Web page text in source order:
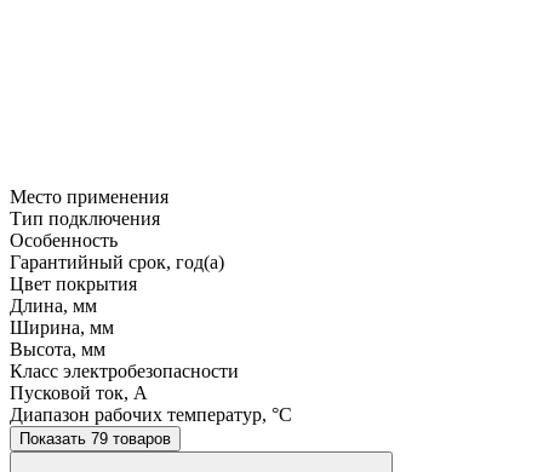
Место применения
Тип подключения
Особенность
Гарантийный срок, год(а)
Цвет покрытия
Длина, мм
Ширина, мм
Высота, мм
Класс электробезопасности
Пусковой ток, A
Диапазон рабочих температур, °C
Показать 79 товаров